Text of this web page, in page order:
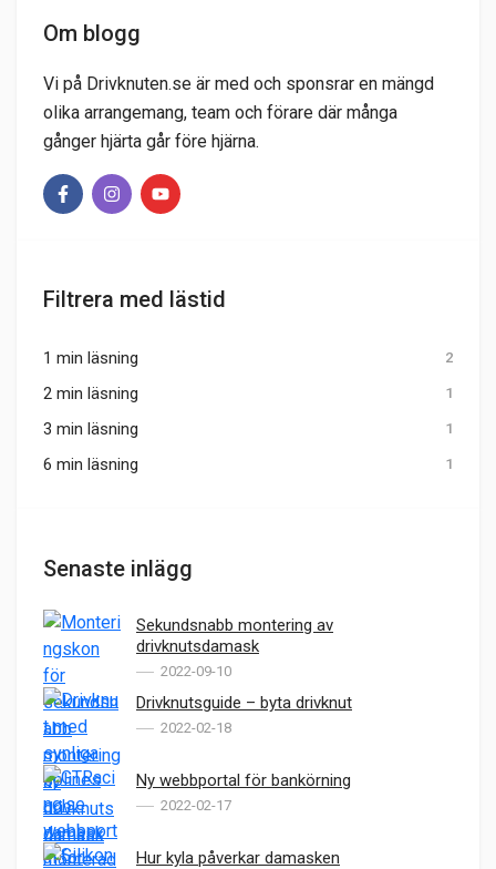
Om blogg
Vi på Drivknuten.se är med och sponsrar en mängd
olika arrangemang, team och förare där många
gånger hjärta går före hjärna.
Filtrera med lästid
1 min läsning 2
2 min läsning 1
3 min läsning 1
6 min läsning 1
Senaste inlägg
Sekundsnabb montering av
drivknutsdamask
2022-09-10
Drivknutsguide – byta drivknut
2022-02-18
Ny webbportal för bankörning
2022-02-17
Hur kyla påverkar damasken